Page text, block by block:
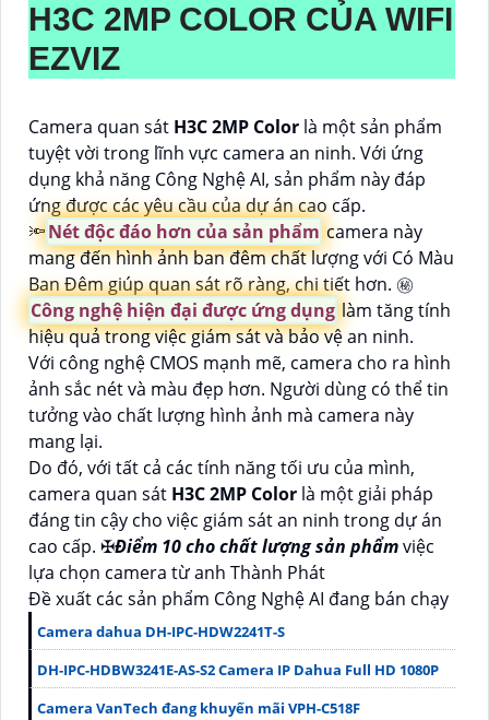
H3C 2MP COLOR CỦA WIFI
EZVIZ
Camera quan sát H3C 2MP Color là một sản phẩm
tuyệt vời trong lĩnh vực camera an ninh. Với ứng
dụng khả năng Công Nghệ AI, sản phẩm này đáp
ứng được các yêu cầu của dự án cao cấp.
🔦Nét độc đáo hơn của sản phẩm camera này
mang đến hình ảnh ban đêm chất lượng với Có Màu
Ban Ðêm giúp quan sát rõ ràng, chi tiết hơn. ㊙️
Công nghệ hiện đại được ứng dụng làm tăng tính
hiệu quả trong việc giám sát và bảo vệ an ninh.
Với công nghệ CMOS mạnh mẽ, camera cho ra hình
ảnh sắc nét và màu đẹp hơn. Người dùng có thể tin
tưởng vào chất lượng hình ảnh mà camera này
mang lại.
Do đó, với tất cả các tính năng tối ưu của mình,
camera quan sát H3C 2MP Color là một giải pháp
đáng tin cậy cho việc giám sát an ninh trong dự án
cao cấp. ✠Điểm 10 cho chất lượng sản phẩmviệc
lựa chọn camera từ anh Thành Phát
Đề xuất các sản phẩm Công Nghệ AI đang bán chạy
Camera dahua DH-IPC-HDW2241T-S
DH-IPC-HDBW3241E-AS-S2 Camera IP Dahua Full HD 1080P
Camera VanTech đang khuyến mãi VPH-C518F